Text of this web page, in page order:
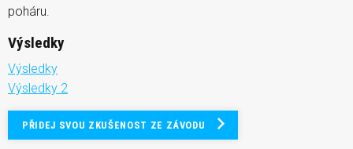
poháru.
Výsledky
Výsledky
Výsledky 2
PŘIDEJ SVOU ZKUŠENOST ZE ZÁVODU